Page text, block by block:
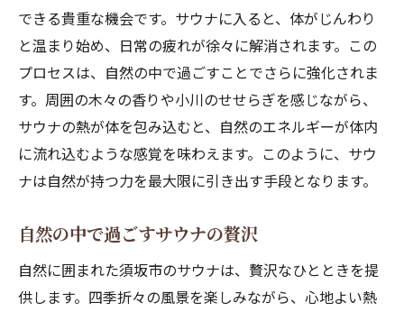
できる貴重な機会です。サウナに入ると、体がじんわり
と温まり始め、日常の疲れが徐々に解消されます。この
プロセスは、自然の中で過ごすことでさらに強化されま
す。周囲の木々の香りや小川のせせらぎを感じながら、
サウナの熱が体を包み込むと、自然のエネルギーが体内
に流れ込むような感覚を味わえます。このように、サウ
ナは自然が持つ力を最大限に引き出す手段となります。
自然の中で過ごすサウナの贅沢
自然に囲まれた須坂市のサウナは、贅沢なひとときを提
供します。四季折々の風景を楽しみながら、心地よい熱